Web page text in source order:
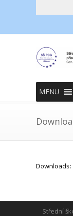
MENU
Downloads:
Střední